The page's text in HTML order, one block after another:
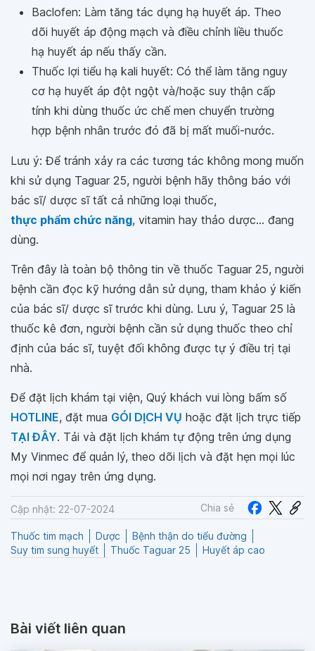
Baclofen: Làm tăng tác dụng hạ huyết áp. Theo
dõi huyết áp động mạch và điều chỉnh liều thuốc
hạ huyết áp nếu thấy cần.
Thuốc lợi tiểu hạ kali huyết: Có thể làm tăng nguy
cơ hạ huyết áp đột ngột và/hoặc suy thận cấp
tính khi dùng thuốc ức chế men chuyển trường
hợp bệnh nhân trước đó đã bị mất muối-nước.
Lưu ý: Để tránh xảy ra các tương tác không mong muốn
khi sử dụng Taguar 25, người bệnh hãy thông báo với
bác sĩ/ dược sĩ tất cả những loại thuốc,
thực phẩm chức năng, vitamin hay thảo dược... đang
dùng.
Trên đây là toàn bộ thông tin về thuốc Taguar 25, người
bệnh cần đọc kỹ hướng dẫn sử dụng, tham khảo ý kiến
của bác sĩ/ dược sĩ trước khi dùng. Lưu ý, Taguar 25 là
thuốc kê đơn, người bệnh cần sử dụng thuốc theo chỉ
định của bác sĩ, tuyệt đối không được tự ý điều trị tại
nhà.
Để đặt lịch khám tại viện, Quý khách vui lòng bấm số
HOTLINE, đặt mua GÓI DỊCH VỤ hoặc đặt lịch trực tiếp
TẠI ĐÂY. Tải và đặt lịch khám tự động trên ứng dụng
My Vinmec để quản lý, theo dõi lịch và đặt hẹn mọi lúc
mọi nơi ngay trên ứng dụng.
Cập nhật: 22-07-2024 Chia sẻ
Thuốc tim mạch Dược
Bệnh thận do tiểu đường
Suy tim sung huyết
Thuốc Taguar 25 Huyết áp cao
Bài viết liên quan